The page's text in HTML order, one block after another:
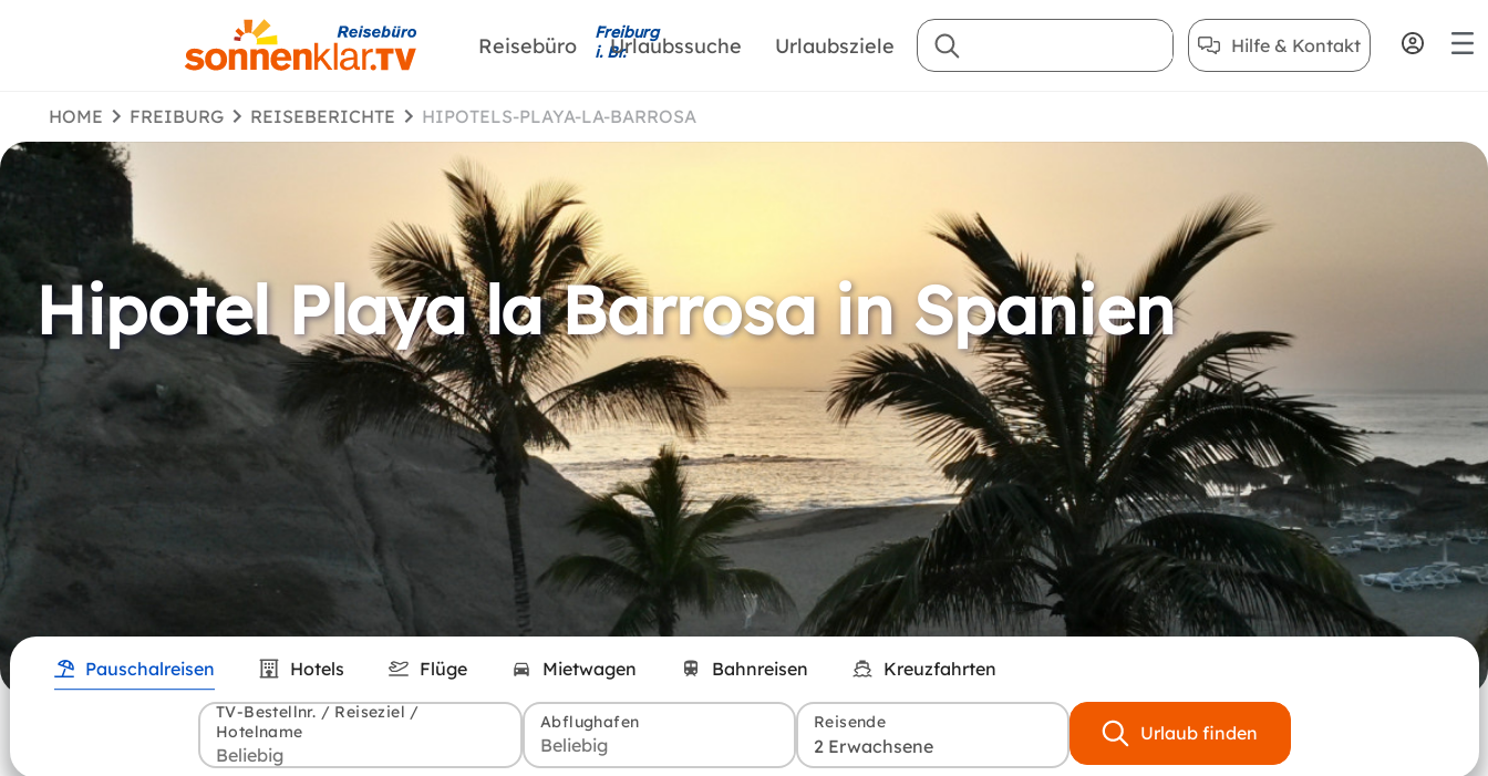
Freiburg
i. Br.
Reisebüro Urlaubssuche Urlaubsziele Hilfe & Kontakt
HOME FREIBURG REISEBERICHTE HIPOTELS-PLAYA-LA-BARROSA
Hipotel Playa la Barrosa in Spanien
Pauschalreisen Hotels Flüge Mietwagen Bahnreisen Kreuzfahrten
TV-Bestellnr. / Reiseziel /
Hotelname
Abflughafen Reisende
2 Erwachsene
Urlaub finden